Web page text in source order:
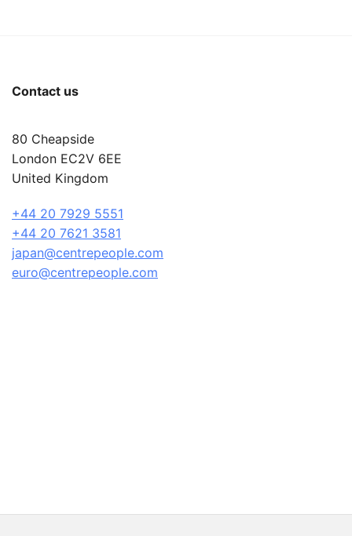
Contact us
80 Cheapside
London EC2V 6EE
United Kingdom
+44 20 7929 5551
+44 20 7621 3581
japan@centrepeople.com
euro@centrepeople.com